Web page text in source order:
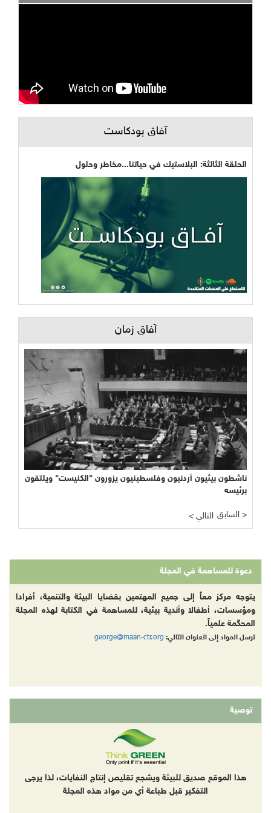
آفاق بودكاست
الحلقة الثالثة: البلاستيك في حياتنا...مخاطر وحلول
آفاق زمان
ناشطون بيئيون أردنيون وفلسطينيون يزورون "الكنيست" ويلتقون
برئيسه
< التالي السابق >
دعوة للمساهمة في المجلة
يتوجه مركز معاً إلى جميع المهتمين بقضايا البيئة والتنمية، أفرادا
ومؤسسات، أطفالا وأندية بيئية، للمساهمة في الكتابة لهذه المجلة
المحكّمة علمياً.
ترسل المواد إلى العنوان التالي: george@maan-ctr.org
توصية
هذا الموقع صديق للبيئة ويشجع تقليص إنتاج النفايات، لذا يرجى
التفكير قبل طباعة أي من مواد هذه المجلة